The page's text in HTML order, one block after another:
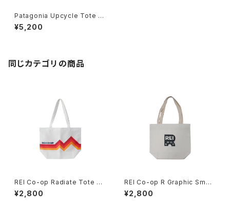
Patagonia Upcycle Tote -
Gray / Green-
¥5,200
同じカテゴリの商品
REI Co-op Radiate Tote Ba
g
¥2,800
REI Co-op R Graphic Small
Canvas Tote Bag
¥2,800